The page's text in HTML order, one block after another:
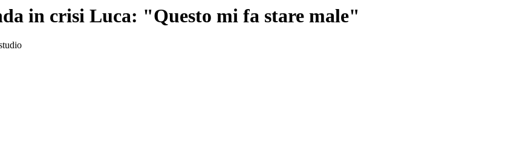
in crisi Luca: "Questo mi fa stare male"